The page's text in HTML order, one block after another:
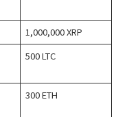
1,000,000 XRP
500 LTC
300 ETH